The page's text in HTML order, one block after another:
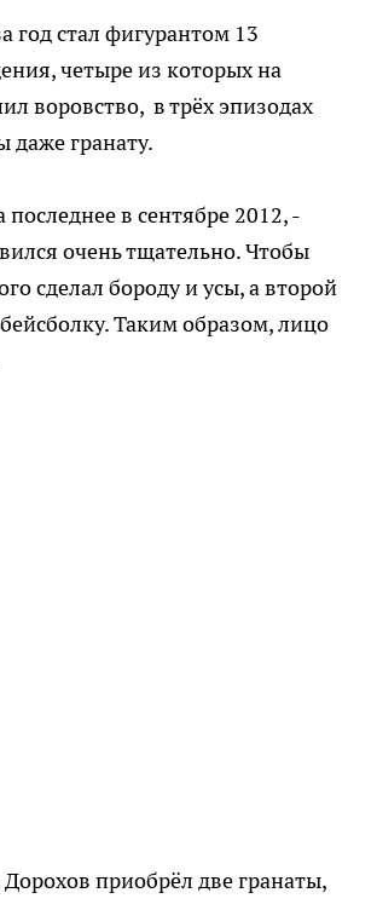
год стал фигурантом 13
четыре из которых на
воровство, в трёх эпизодах
даже гранату.
в сентябре 2012, -
очень тщательно. Чтобы
сделал бороду и усы, а второй
Таким образом, лицо
приобрёл две гранаты,